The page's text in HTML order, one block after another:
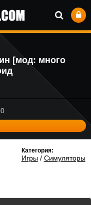
[мод: много
Категория:
Игры/ Симуляторы